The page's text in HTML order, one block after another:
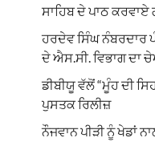
ਸਾਹਿਬ ਦੇ ਪਾਠ ਕਰਵਾਏ
ਹਰਦੇਵ ਸਿੰਘ ਨੰਬਰਦਾਰ
ਦੇ ਐਸ.ਸੀ. ਵਿਭਾਗ ਦਾ
ਡੀਬੀਯੂ ਵੱਲੋਂ “ਮੂੰਹ ਦੀ
ਪੁਸਤਕ ਰਿਲੀਜ਼
ਨੌਜਵਾਨ ਪੀੜੀ ਨੂੰ ਖੇਡਾਂ